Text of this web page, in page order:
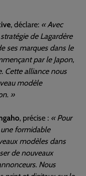
, déclare: « Avec
de Lagardère
ses marques dans le
par le Japon,
Cette alliance nous
modèle
»
, précise : « Pour
formidable
modèles dans
de nouveaux
Nous